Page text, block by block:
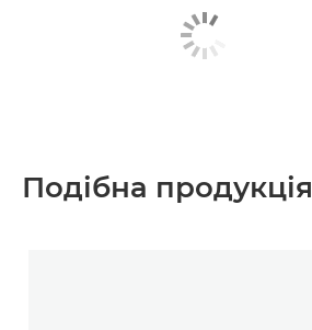
Подібна продукція